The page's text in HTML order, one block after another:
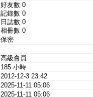
好友數 0
記錄數 0
日誌數 0
相冊數 0
保密
高級會員
185 小時
2012-12-3 23:42
2025-11-11 05:06
2025-11-11 05:06